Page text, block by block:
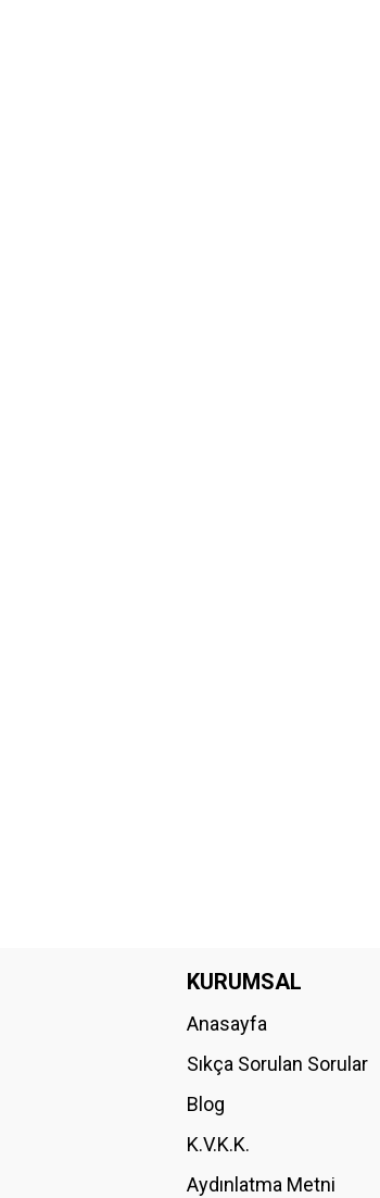
KURUMSAL
Anasayfa
Sıkça Sorulan Sorular
Blog
K.V.K.K.
Aydınlatma Metni